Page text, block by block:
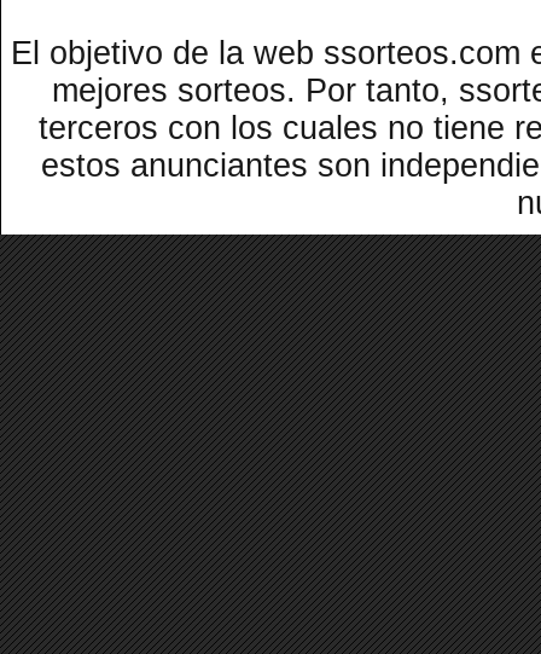
El objetivo de la web ssorteos.com
mejores sorteos. Por tanto,
terceros con los cuales no tiene
estos anunciantes son